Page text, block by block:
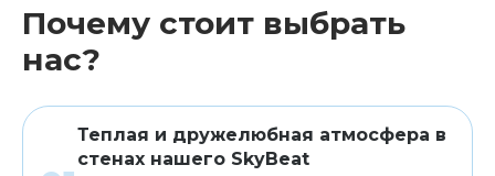
Почему стоит выбрать
нас?
Теплая и дружелюбная атмосфера в
стенах нашего SkyBeat